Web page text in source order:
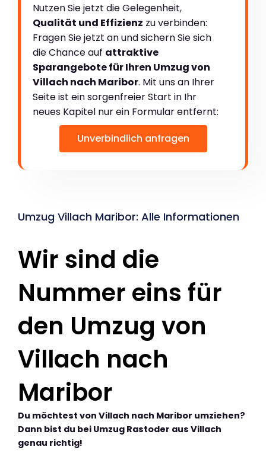
Nutzen Sie jetzt die Gelegenheit,
Qualität und Effizienz zu verbinden:
Fragen Sie jetzt an und sichern Sie sich
die Chance auf attraktive
Sparangebote für Ihren Umzug von
Villach nach Maribor. Mit uns an Ihrer
Seite ist ein sorgenfreier Start in Ihr
neues Kapitel nur ein Formular entfernt:
Unverbindlich anfragen
Umzug Villach Maribor: Alle Informationen
Wir sind die
Nummer eins für
den Umzug von
Villach nach
Maribor
Du möchtest von Villach nach Maribor umziehen?
Dann bist du bei Umzug Rastoder aus Villach
genau richtig!